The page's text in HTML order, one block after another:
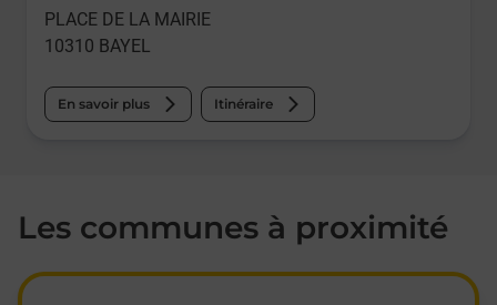
PLACE DE LA MAIRIE
10310 BAYEL
En savoir plus Itinéraire
Les communes à proximité